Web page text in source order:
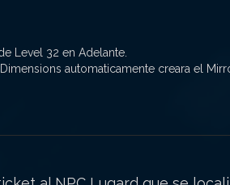
Level 32 en Adelante.
automaticamente creara el